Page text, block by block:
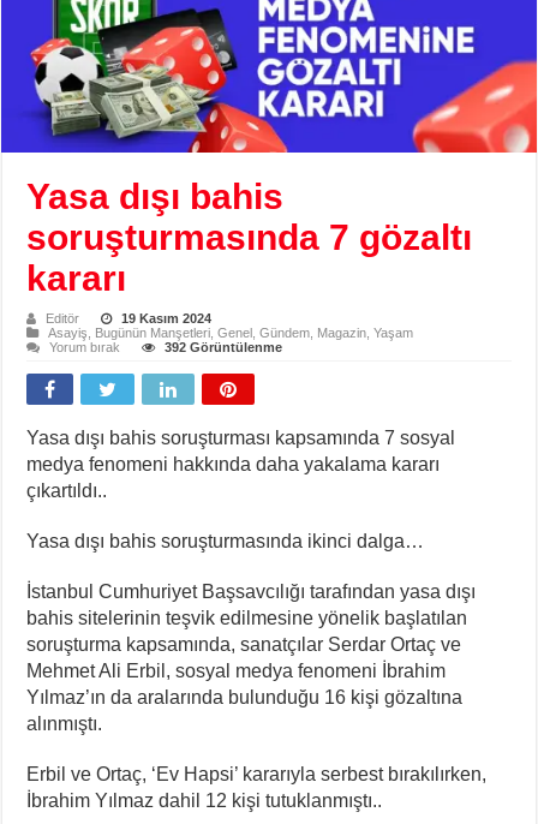
Yasa dışı bahis
soruşturmasında 7 gözaltı
kararı
Editör
19 Kasım 2024
Asayiş
Bugünün Manşetleri ,Genel ,Gündem Magazin ,Yaşam
Yorum bırak
392 Görüntülenme
Yasa dışı bahis soruşturması kapsamında 7 sosyal
medya fenomeni hakkında daha yakalama kararı
çıkartıldı..
Yasa dışı bahis soruşturmasında ikinci dalga…
İstanbul Cumhuriyet Başsavcılığı tarafından yasa dışı
bahis sitelerinin teşvik edilmesine yönelik başlatılan
soruşturma kapsamında, sanatçılar Serdar Ortaç ve
Mehmet Ali Erbil, sosyal medya fenomeni İbrahim
Yılmaz’ın da aralarında bulunduğu 16 kişi gözaltına
alınmıştı.
Erbil ve Ortaç, ‘Ev Hapsi’ kararıyla serbest bırakılırken,
İbrahim Yılmaz dahil 12 kişi tutuklanmıştı..